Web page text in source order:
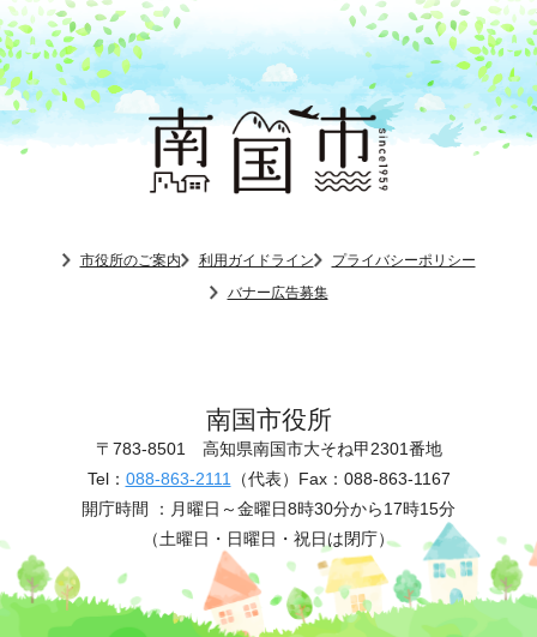
市役所のご案内 利用ガイドライン
プライバシーポリシー
バナー広告募集
南国市役所
〒783-8501 高知県南国市大そね甲2301番地
Tel： 088-863-2111 （代表） Fax：088-863-1167
開庁時間 ： 月曜日～金曜日8時30分から17時15分
（土曜日・日曜日・祝日は閉庁）